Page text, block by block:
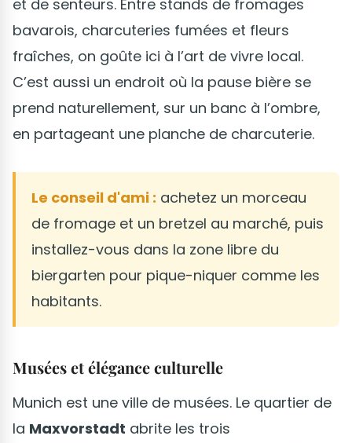
et de senteurs. Entre stands de fromages
bavarois, charcuteries fumées et fleurs
fraîches, on goûte ici à l’art de vivre local.
C’est aussi un endroit où la pause bière se
prend naturellement, sur un banc à l’ombre,
en partageant une planche de charcuterie.
Le conseil d'ami : achetez un morceau
de fromage et un bretzel au marché, puis
installez-vous dans la zone libre du
biergarten pour pique-niquer comme les
habitants.
Musées et élégance culturelle
Munich est une ville de musées. Le quartier de
la Maxvorstadt abrite les trois